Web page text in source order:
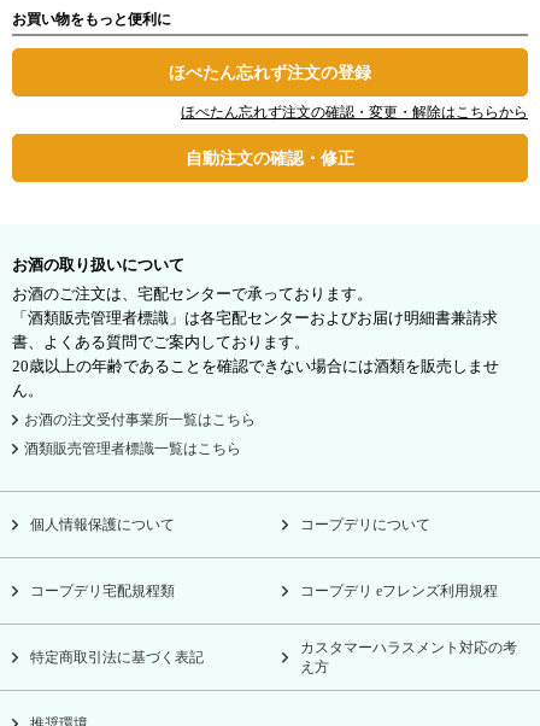
お買い物をもっと便利に
ほぺたん忘れず注文の登録
ほぺたん忘れず注文の確認・変更・解除はこちらから
自動注文の確認・修正
お酒の取り扱いについて
お酒のご注文は、宅配センターで承っております。
「酒類販売管理者標識」は各宅配センターおよびお届け明細書兼請求
書、よくある質問でご案内しております。
20歳以上の年齢であることを確認できない場合には酒類を販売しませ
ん。
お酒の注文受付事業所一覧はこちら
酒類販売管理者標識一覧はこちら
個人情報保護について コープデリについて
コープデリ宅配規程類 コープデリ eフレンズ利用規程
特定商取引法に基づく表記
カスタマーハラスメント対応の考
え方